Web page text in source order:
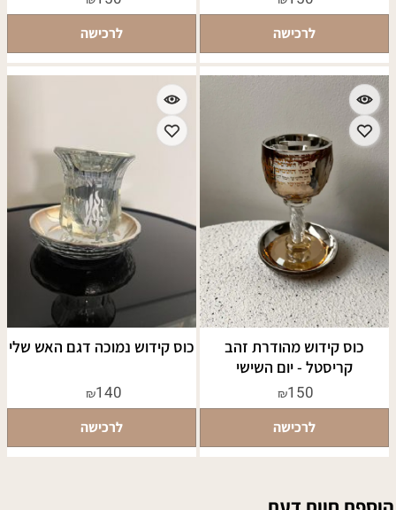
לרכישה לרכישה
כוס קידוש מהודרת זהב
קריסטל - יום השישי
₪150
לרכישה
כוס קידוש נמוכה דגם האש שלי
₪140
לרכישה